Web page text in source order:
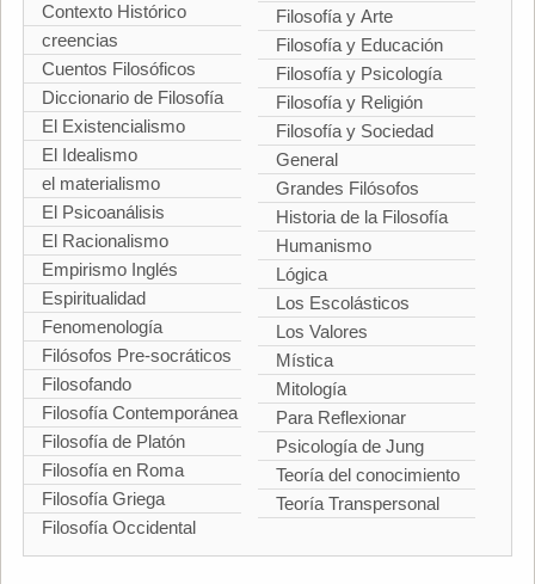
Contexto Histórico
creencias
Cuentos Filosóficos
Diccionario de Filosofía
El Existencialismo
El Idealismo
el materialismo
El Psicoanálisis
El Racionalismo
Empirismo Inglés
Espiritualidad
Fenomenología
Filósofos Pre-socráticos
Filosofando
Filosofía Contemporánea
Filosofía de Platón
Filosofía en Roma
Filosofía Griega
Filosofía Occidental
Filosofía y Arte
Filosofía y Educación
Filosofía y Psicología
Filosofía y Religión
Filosofía y Sociedad
General
Grandes Filósofos
Historia de la Filosofía
Humanismo
Lógica
Los Escolásticos
Los Valores
Mística
Mitología
Para Reflexionar
Psicología de Jung
Teoría del conocimiento
Teoría Transpersonal